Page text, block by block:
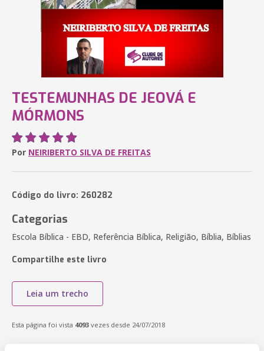
TESTEMUNHAS DE JEOVÁ E
MÓRMONS
Por NEIRIBERTO SILVA DE FREITAS
Código do livro: 260282
Categorias
Escola Bíblica - EBD, Referência Bíblica, Religião, Bíblia, Bíblias
Compartilhe este livro
Leia um trecho
Esta página foi vista 4093 vezes desde 24/07/2018